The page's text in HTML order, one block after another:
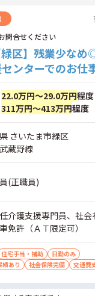
合せください
緑区】残業少な
ンターでのお仕
22.0万円～29.0万円程度
311万円～413万円程度
さいたま市緑区
蔵野線
(正職員)
介護支援専門員、社
免許（ＡＴ限定可）
住宅手当・補助
日勤のみ
あり
社会保険完備 交通費